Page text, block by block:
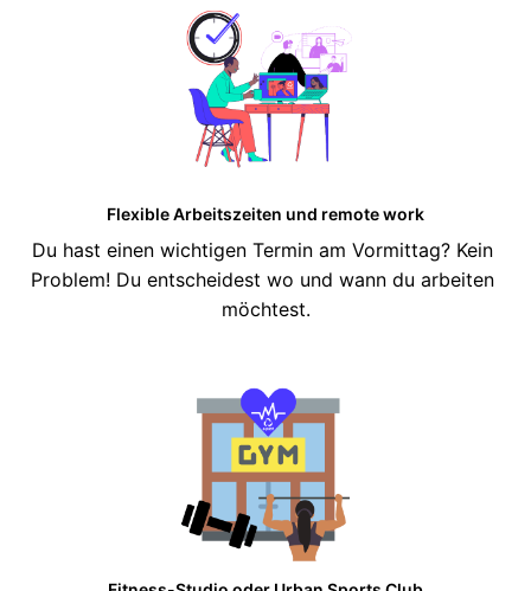
Flexible Arbeitszeiten und remote work
Du hast einen wichtigen Termin am Vormittag? Kein
Problem! Du entscheidest wo und wann du arbeiten
möchtest.